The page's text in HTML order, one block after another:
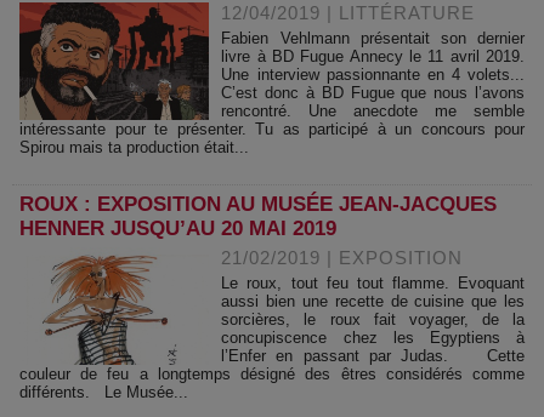
12/04/2019 | LITTÉRATURE
Fabien Vehlmann présentait son dernier
livre à BD Fugue Annecy le 11 avril 2019.
Une interview passionnante en 4 volets...
C’est donc à BD Fugue que nous l’avons
rencontré. Une anecdote me semble
intéressante pour te présenter. Tu as participé à un concours pour
Spirou mais ta production était...
ROUX : EXPOSITION AU MUSÉE JEAN-JACQUES
HENNER JUSQU’AU 20 MAI 2019
21/02/2019 | EXPOSITION
Le roux, tout feu tout flamme. Evoquant
aussi bien une recette de cuisine que les
sorcières, le roux fait voyager, de la
concupiscence chez les Egyptiens à
l’Enfer en passant par Judas. Cette
couleur de feu a longtemps désigné des êtres considérés comme
différents. Le Musée...